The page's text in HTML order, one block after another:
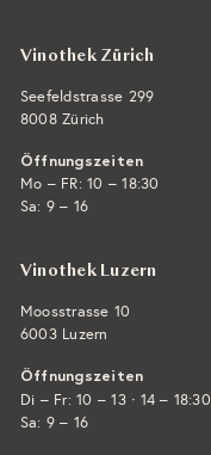
Vinothek Zürich
Seefeldstrasse 299
8008 Zürich
Öffnungszeiten
Mo – FR: 10 – 18:30
Sa: 9 – 16
Vinothek Luzern
Moosstrasse 10
6003 Luzern
Öffnungszeiten
Di – Fr: 10 – 13 · 14 – 18:30
Sa: 9 – 16